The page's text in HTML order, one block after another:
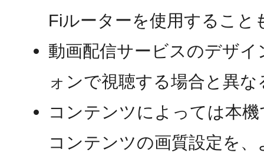
Fiルーターを使用すること
動画配信サービスのデザ
ォンで視聴する場合と異
コンテンツによっては本
コンテンツの画質設定を